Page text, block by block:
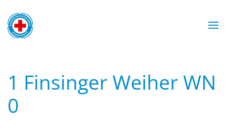
Zum Hauptinhalt springen
1 Finsinger Weiher WN
0